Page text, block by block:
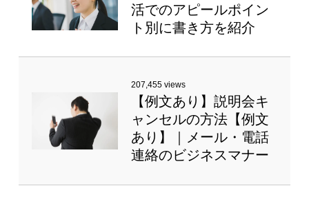
活でのアピールポイン
ト別に書き方を紹介
207,455 views
【例文あり】説明会キ
ャンセルの方法【例文
あり】｜メール・電話
連絡のビジネスマナー